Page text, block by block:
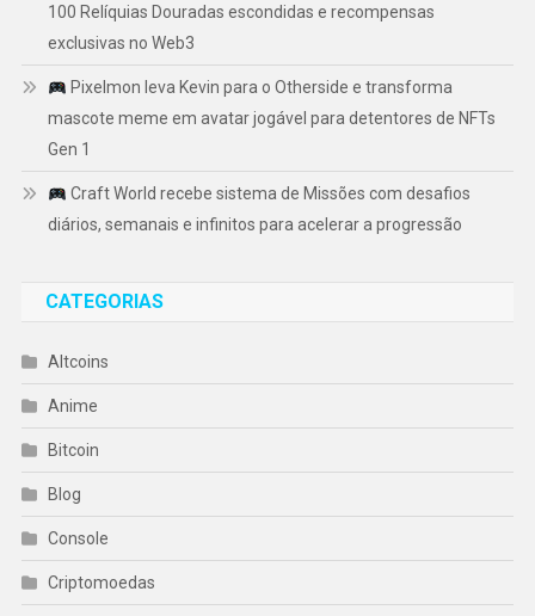
100 Relíquias Douradas escondidas e recompensas
exclusivas no Web3
Pixelmon leva Kevin para o Otherside e transforma
mascote meme em avatar jogável para detentores de NFTs
Gen 1
Craft World recebe sistema de Missões com desafios
diários, semanais e infinitos para acelerar a progressão
CATEGORIAS
Altcoins
Anime
Bitcoin
Blog
Console
Criptomoedas